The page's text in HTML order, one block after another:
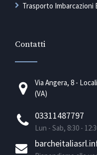
Trasporto Imbarcazioni
Contatti
Via Angera, 8 -
(VA)
03311487797
Lun - Sab, 8:30 -